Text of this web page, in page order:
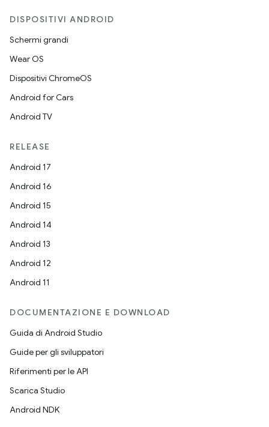
DISPOSITIVI ANDROID
Schermi grandi
Wear OS
Dispositivi ChromeOS
Android for Cars
Android TV
RELEASE
Android 17
Android 16
Android 15
Android 14
Android 13
Android 12
Android 11
DOCUMENTAZIONE E DOWNLOAD
Guida di Android Studio
Guide per gli sviluppatori
Riferimenti per le API
Scarica Studio
Android NDK